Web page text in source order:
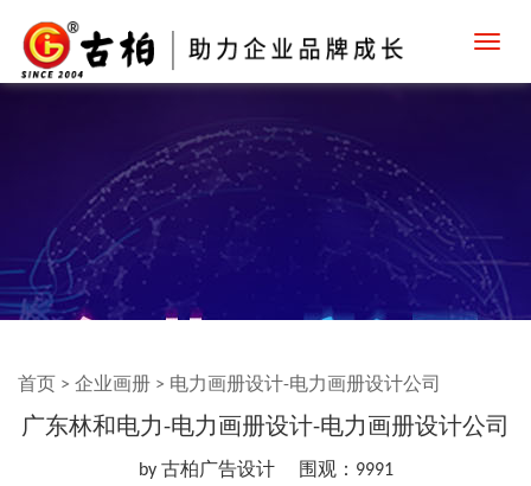
首页 > 企业画册 > 电力画册设计-电力画册设计公司
广东林和电力-电力画册设计-电力画册设计公司
by 古柏广告设计 围观：9991